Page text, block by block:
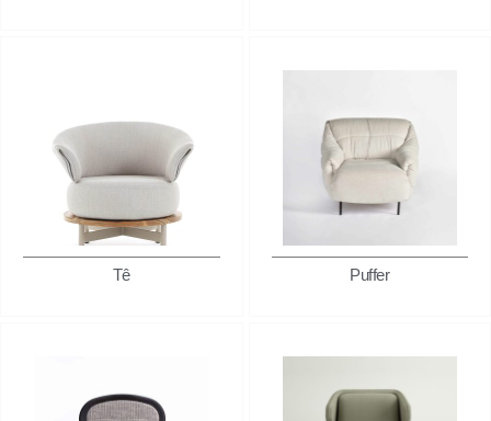
Tê Puffer